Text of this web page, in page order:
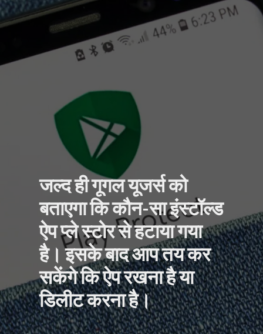
जल्द ही गूगल यूजर्स को
बताएगा कि कौन-सा इंस्टॉल्ड
ऐप प्ले स्टोर से हटाया गया
है। इसके बाद आप तय कर
सकेंगे कि ऐप रखना है या
डिलीट करना है।